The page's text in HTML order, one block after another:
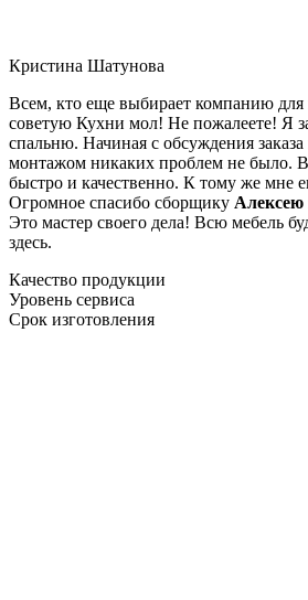
Кристина Шатунова
Всем, кто еще выбирает компанию для
советую Кухни мол! Не пожалеете! Я
спальню. Начиная с обсуждения заказа
монтажом никаких проблем не было.
быстро и качественно. К тому же мне
Огромное спасибо сборщику Алексею
Это мастер своего дела! Всю мебель
здесь.
Качество продукции
Уровень сервиса
Срок изготовления